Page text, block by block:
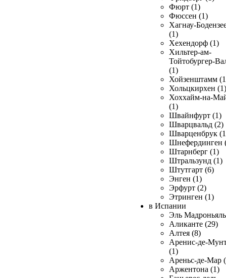
Фюрт (1)
Фюссен (1)
Хагнау-
(1)
Хехендорф (1)
Хильтер-ам-
Тойтобургер-
(1)
Хойзенштамм
Хольцкирхен (1)
Хоххайм-на-
(1)
Швайнфурт (1)
Шварцвальд (2)
Шварценбрук
Шнефердинген
Штарнберг (1)
Штральзунд (1)
Штутгарт (6)
Энген (1)
Эрфурт (2)
Этринген (1)
в Испании
Эль
Аликанте (29)
Алтея (8)
Аренис-де-
(1)
Ареньс-де-Мар
Аржентона (1)